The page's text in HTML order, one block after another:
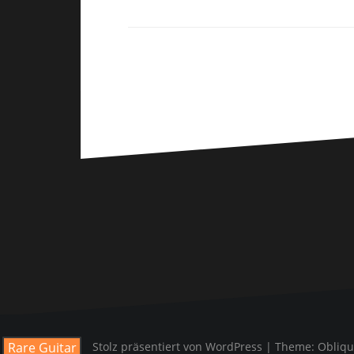
Stolz präsentiert von WordPress | Theme:
Rare Guitar